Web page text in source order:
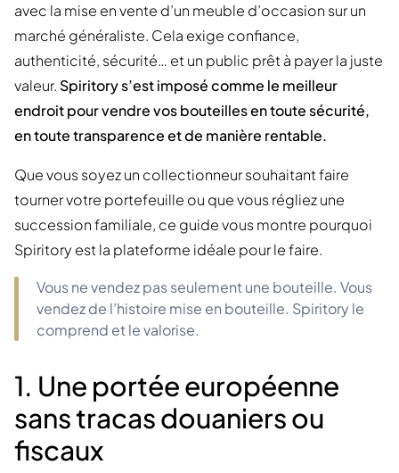
avec la mise en vente d’un meuble d’occasion sur un
marché généraliste. Cela exige confiance,
authenticité, sécurité… et un public prêt à payer la juste
valeur. Spiritory s’est imposé comme le meilleur
endroit pour vendre vos bouteilles en toute sécurité,
en toute transparence et de manière rentable.
Que vous soyez un collectionneur souhaitant faire
tourner votre portefeuille ou que vous régliez une
succession familiale, ce guide vous montre pourquoi
Spiritory est la plateforme idéale pour le faire.
Vous ne vendez pas seulement une bouteille. Vous
vendez de l’histoire mise en bouteille. Spiritory le
comprend et le valorise.
1. Une portée européenne
sans tracas douaniers ou
fiscaux